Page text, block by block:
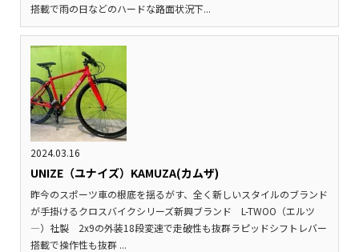
搭載で雨の日などのハードな路面状況下...
2024.03.16
UNIZE（ユナイズ）KAMUZA(カムザ)
昨今のスポーツ車の根底を揺るがす、全く新しいスタイルのブランド
が手掛けるクロスバイクシリーズ新興ブランド L-TWOO（エルツ
―）社製 2x9の外装18段変速で走破性も抜群ラピッドシフトレバー
搭載で操作性も抜群 ...